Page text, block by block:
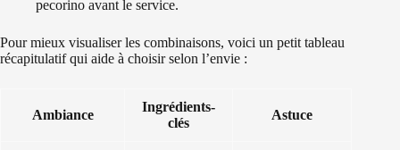
pecorino avant le service.
Pour mieux visualiser les combinaisons, voici un petit tableau
récapitulatif qui aide à choisir selon l’envie :
Ambiance
Ingrédients-
clés
Astuce